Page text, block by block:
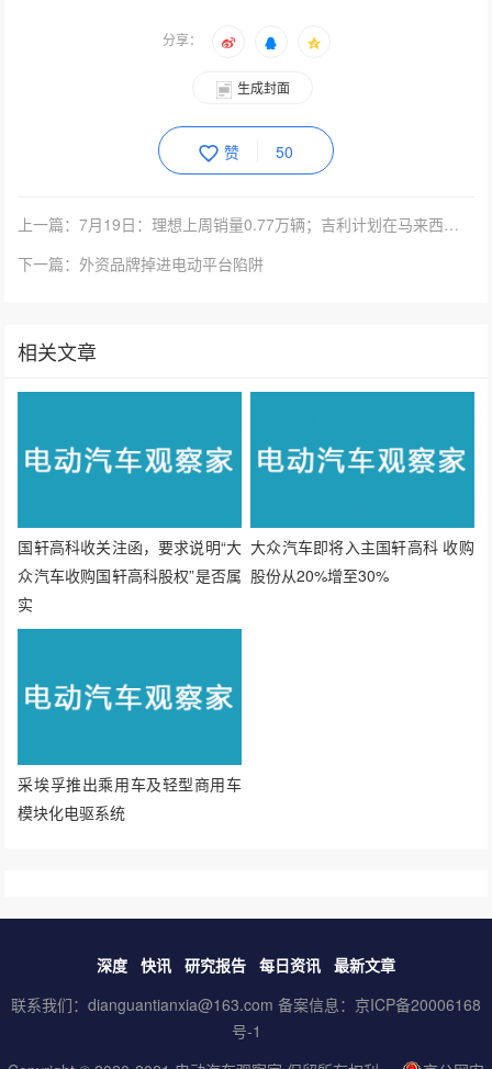
分享：
生成封面
赞 50
上一篇：7月19日：理想上周销量0.77万辆；吉利计划在马来西亚投资100亿美元；禾多科技完成C3轮融资 | 电观资讯
下一篇：外资品牌掉进电动平台陷阱
相关文章
国轩高科收关注函，要求说明“大
众汽车收购国轩高科股权”是否属
实
大众汽车即将入主国轩高科 收购
股份从20%增至30%
采埃孚推出乘用车及轻型商用车
模块化电驱系统
深度 快讯 研究报告 每日资讯 最新文章
联系我们：dianguantianxia@163.com 备案信息： 京ICP备20006168
号-1